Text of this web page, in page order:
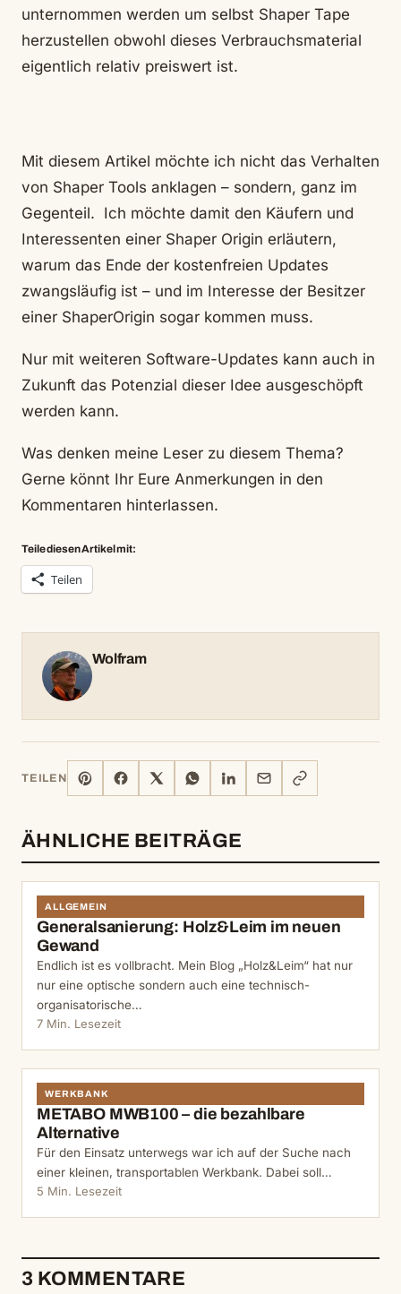
unternommen werden um selbst Shaper Tape
herzustellen obwohl dieses Verbrauchsmaterial
eigentlich relativ preiswert ist.
Mit diesem Artikel möchte ich nicht das Verhalten
von Shaper Tools anklagen – sondern, ganz im
Gegenteil. Ich möchte damit den Käufern und
Interessenten einer Shaper Origin erläutern,
warum das Ende der kostenfreien Updates
zwangsläufig ist – und im Interesse der Besitzer
einer ShaperOrigin sogar kommen muss.
Nur mit weiteren Software-Updates kann auch in
Zukunft das Potenzial dieser Idee ausgeschöpft
werden kann.
Was denken meine Leser zu diesem Thema?
Gerne könnt Ihr Eure Anmerkungen in den
Kommentaren hinterlassen.
Teile diesen Artikel mit:
Teilen
Wolfram
TEILEN
PINTERESTFACEBOOK WHATSAPPLINKEDIN
MAIL
LINK
KOPIEREN
ÄHNLICHE BEITRÄGE
ALLGEMEIN
Generalsanierung: Holz&Leim im neuen
Gewand
Endlich ist es vollbracht. Mein Blog „Holz&Leim“ hat nur
nur eine optische sondern auch eine technisch-
organisatorische…
7 Min. Lesezeit
WERKBANK
METABO MWB100 – die bezahlbare
Alternative
Für den Einsatz unterwegs war ich auf der Suche nach
einer kleinen, transportablen Werkbank. Dabei soll…
5 Min. Lesezeit
3 KOMMENTARE